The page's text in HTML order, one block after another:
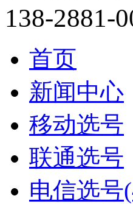
138-2881-
首页
新闻中心
移动选号
联通选号
电信选号